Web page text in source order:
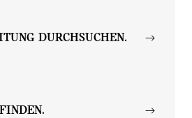
DURCHSUCHEN.